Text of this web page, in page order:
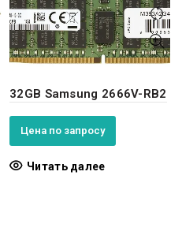
32GB Samsung 2666V-RB2
Цена по запросу
Читать далее